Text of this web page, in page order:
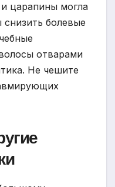
царапины могла
болевые
отварами
Не чешите